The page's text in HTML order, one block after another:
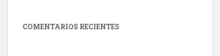
COMENTARIOS RECIENTES